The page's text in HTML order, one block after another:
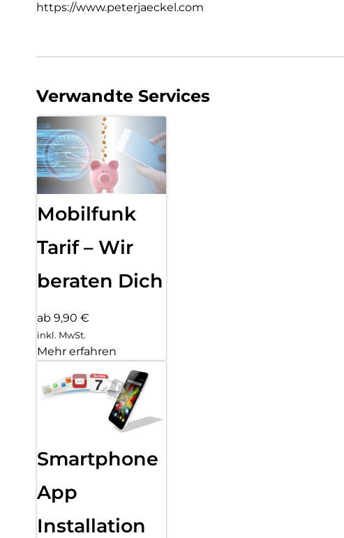
https://www.peterjaeckel.com
Verwandte Services
Mobilfunk
Tarif – Wir
beraten Dich
ab 9,90 €
inkl. MwSt.
Mehr erfahren
Smartphone
App
Installation